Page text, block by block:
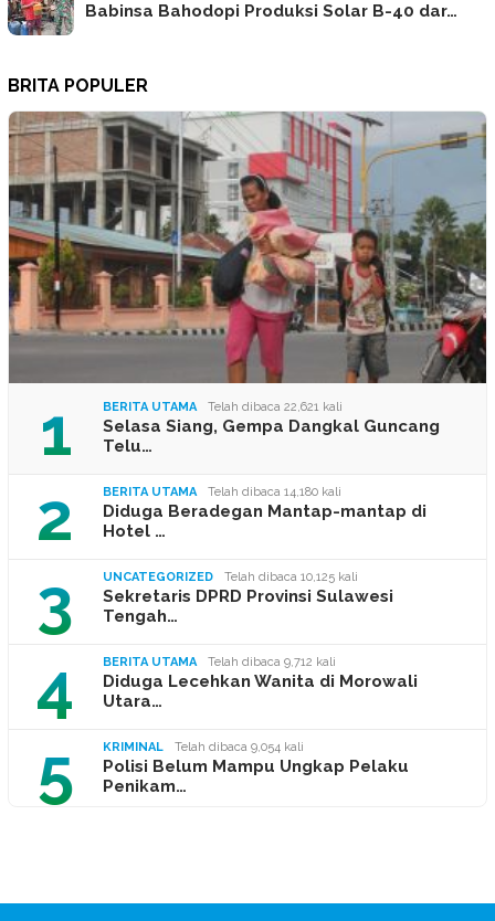
Babinsa Bahodopi Produksi Solar B-40 dar…
BRITA POPULER
1 BERITA UTAMA Telah dibaca 22,621 kali
Selasa Siang, Gempa Dangkal Guncang
Telu…
2 BERITA UTAMA Telah dibaca 14,180 kali
Diduga Beradegan Mantap-mantap di
Hotel …
3 UNCATEGORIZED Telah dibaca 10,125 kali
Sekretaris DPRD Provinsi Sulawesi
Tengah…
4 BERITA UTAMA Telah dibaca 9,712 kali
Diduga Lecehkan Wanita di Morowali
Utara…
5 KRIMINAL Telah dibaca 9,054 kali
Polisi Belum Mampu Ungkap Pelaku
Penikam…